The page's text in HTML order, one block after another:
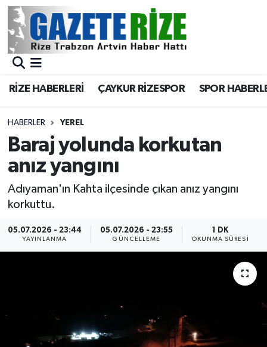
RİZE HABERLERİ ÇAYKUR RİZESPOR SPOR
HABERLER YEREL
Baraj yolunda korkutan
anız yangını
Adıyaman'ın Kahta ilçesinde çıkan anız yangını
korkuttu.
05.07.2026 - 23:44
YAYINLANMA
05.07.2026 - 23:55
GÜNCELLEME
1 DK
OKUNMA SÜRESI
BÖLGEMİZ
Asayiş
Rize Jandarma Komutanlığı
Bilim Teknoloji
Advertising news
Dış Haberler
Merkez Nöbetçi Eczaneler
Merkez Trafik Yoğunluk Haritası
Süper Lig Puan Durumu ve Fikstür
Tüm Manşetler
Son Dakika Haberleri
Haber Arşivi